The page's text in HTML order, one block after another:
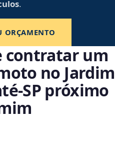
.
ORÇAMENTO
contratar um
no Jardim
próximo